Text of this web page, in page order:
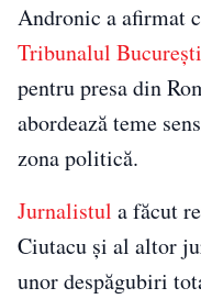
Andronic a afirmat
Tribunalul București
pentru presa din
abordează teme
zona politică.
Jurnalistul a făcut
Ciutacu și al altor
unor despăgubiri